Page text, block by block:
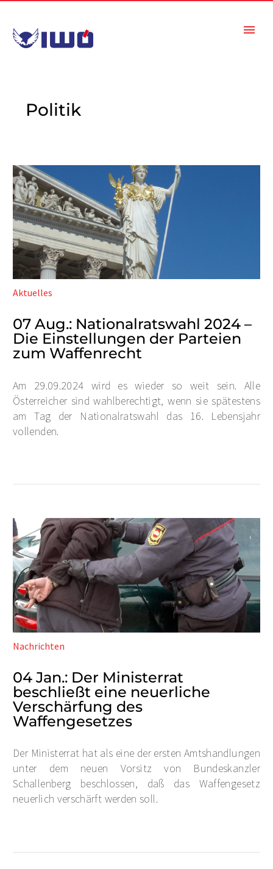
Politik
Aktuelles
07 Aug.: Nationalratswahl 2024 –
Die Einstellungen der Parteien
zum Waffenrecht
Am 29.09.2024 wird es wieder so weit sein. Alle
Österreicher sind wahlberechtigt, wenn sie spätestens
am Tag der Nationalratswahl das 16. Lebensjahr
vollenden.
Nachrichten
04 Jan.: Der Ministerrat
beschließt eine neuerliche
Verschärfung des
Waffengesetzes
Der Ministerrat hat als eine der ersten Amtshandlungen
unter dem neuen Vorsitz von Bundeskanzler
Schallenberg beschlossen, daß das Waffengesetz
neuerlich verschärft werden soll.